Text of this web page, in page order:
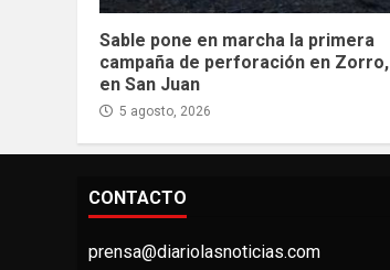
Sable pone en marcha la primera
campaña de perforación en Zorro,
en San Juan
5 agosto, 2026
CONTACTO
prensa@diariolasnoticias.com